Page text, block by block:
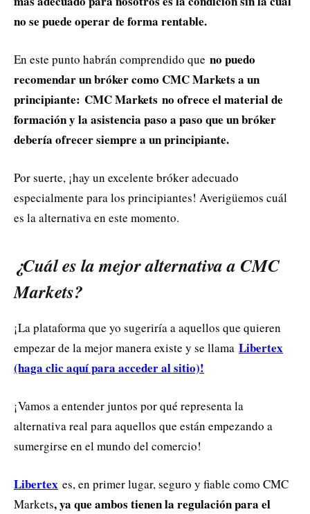
no se puede operar de forma rentable.
En este punto habrán comprendido que no puedo
recomendar un bróker como CMC Markets a un
principiante: CMC Markets no ofrece el material de
formación y la asistencia paso a paso que un bróker
debería ofrecer siempre a un principiante.
Por suerte, ¡hay un excelente bróker adecuado
especialmente para los principiantes! Averigüemos cuál
es la alternativa en este momento.
¿Cuál es la mejor alternativa a CMC
Markets?
¡La plataforma que yo sugeriría a aquellos que quieren
empezar de la mejor manera existe y se llama Libertex
(haga clic aquí para acceder al sitio)!
¡Vamos a entender juntos por qué representa la
alternativa real para aquellos que están empezando a
sumergirse en el mundo del comercio!
Libertex es, en primer lugar, seguro y fiable como CMC
Markets, ya que ambos tienen la regulación para el